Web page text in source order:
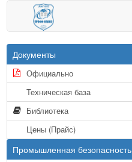
Документы
Официально
Техническая база
Библиотека
Цены (Прайс)
Промышленная безопасность